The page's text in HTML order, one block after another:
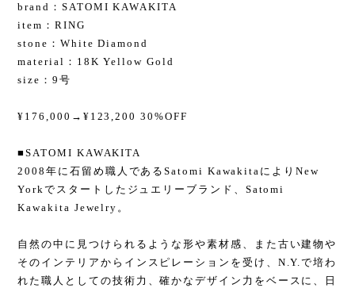
brand：SATOMI KAWAKITA
item：RING
stone：White Diamond
material：18K Yellow Gold
size：9号
¥176,000→¥123,200 30%OFF
■SATOMI KAWAKITA
2008年に石留め職人であるSatomi KawakitaによりNew
Yorkでスタートしたジュエリーブランド、Satomi
Kawakita Jewelry。
自然の中に見つけられるような形や素材感、また古い建物や
そのインテリアからインスピレーションを受け、N.Y.で培わ
れた職人としての技術力、確かなデザイン力をベースに、日